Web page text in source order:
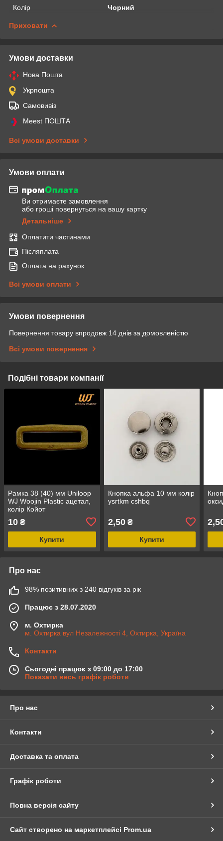
Колір
Чорний
Приховати
Умови доставки
Нова Пошта
Укрпошта
Самовивіз
Meest ПОШТА
Всі умови доставки
Умови оплати
Ви отримаєте замовлення
або гроші повернуться на вашу картку
Детальніше
Оплатити частинами
Післяплата
Оплата на рахунок
Всі умови оплати
Умови повернення
Повернення товару впродовж 14 днів за домовленістю
Всі умови повернення
Подібні товари компанії
Рамка 38 (40) мм Uniloop
WJ Woojin Plastic ацетал,
колір Койот
10 ₴
Купити
Кнопка альфа 10 мм колір
ysrtkm cshbq
2,50₴
Купити
Про нас
98% позитивних з 240 відгуків за рік
Працює з 28.07.2020
м. Охтирка
м. Охтирка вул Незалежності 4, Охтирка, Україна
Контакти
Сьогодні працює з 09:00 до 17:00
Показати весь графік роботи
Про нас
Контакти
Доставка та оплата
Графік роботи
Повна версія сайту
Сайт створено на маркетплейсі Prom.ua